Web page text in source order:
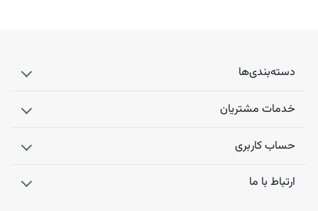
را کنترل و درمان کنند. فروش و
انجام می‌ گیرد. اگر برای روشن و شفاف کردن پوست صورت، لایه برداری
پوست و همچنین آبرسانی به پوست بدن خود قصد استفاده از محصولات
طبیعی را دارید، انواع پن دست ساز را به شما پیشنهاد می‌ دهیم.
دسته‌بندی‌ها
خدمات مشتریان
حساب کاربری
ارتباط با ما